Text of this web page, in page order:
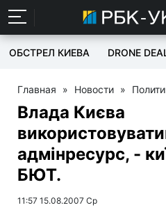
ОБСТРЕЛ КИЕВА DRONE
Главная » Новости »
Влада Києва
адмінресурс, -
БЮТ.
11:57 15.08.2007 Ср